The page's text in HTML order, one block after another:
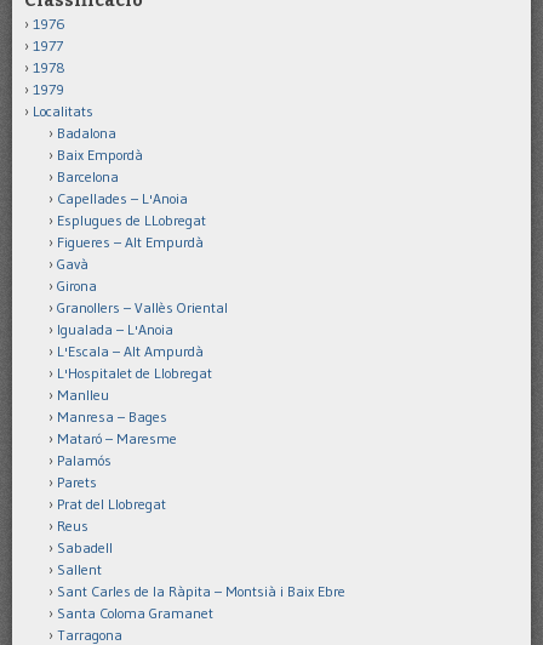
1976
1977
1978
1979
Localitats
Badalona
Baix Empordà
Barcelona
Capellades – L'Anoia
Esplugues de LLobregat
Figueres – Alt Empurdà
Gavà
Girona
Granollers – Vallès Oriental
Igualada – L'Anoia
L'Escala – Alt Ampurdà
L'Hospitalet de Llobregat
Manlleu
Manresa – Bages
Mataró – Maresme
Palamós
Parets
Prat del Llobregat
Reus
Sabadell
Sallent
Sant Carles de la Ràpita – Montsià i Baix Ebre
Santa Coloma Gramanet
Tarragona